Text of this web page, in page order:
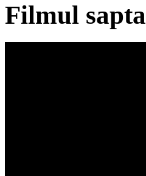
Filmul